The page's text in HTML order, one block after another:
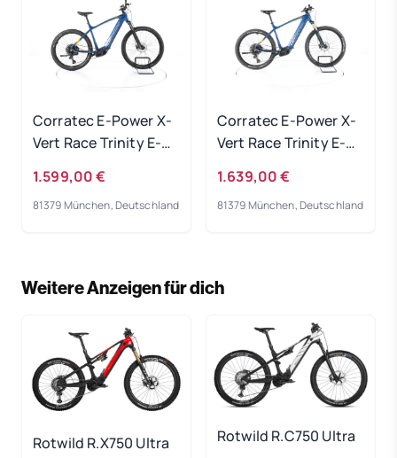
Corratec E-Power X-
Vert Race Trinity E-
1.599,00 €
81379 München, Deutschland
Corratec E-Power X-
Vert Race Trinity E-
1.639,00 €
81379 München, Deutschland
Weitere Anzeigen für dich
Rotwild R.X750 Ultra
Rotwild R.C750 Ultra